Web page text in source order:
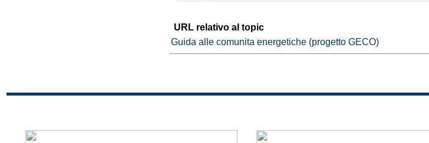
URL relativo al topic
Guida alle comunita energetiche (progetto GECO)